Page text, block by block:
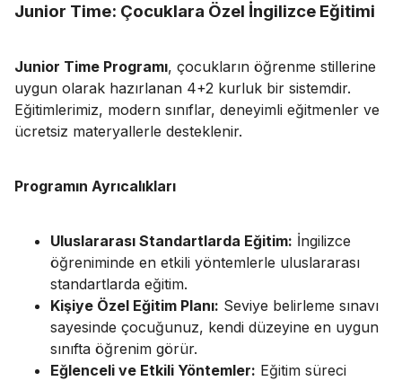
Junior Time: Çocuklara Özel İngilizce Eğitimi
Junior Time Programı, çocukların öğrenme stillerine
uygun olarak hazırlanan 4+2 kurluk bir sistemdir.
Eğitimlerimiz, modern sınıflar, deneyimli eğitmenler ve
ücretsiz materyallerle desteklenir.
Programın Ayrıcalıkları
Uluslararası Standartlarda Eğitim: İngilizce
öğreniminde en etkili yöntemlerle uluslararası
standartlarda eğitim.
Kişiye Özel Eğitim Planı: Seviye belirleme sınavı
sayesinde çocuğunuz, kendi düzeyine en uygun
sınıfta öğrenim görür.
Eğlenceli ve Etkili Yöntemler: Eğitim süreci